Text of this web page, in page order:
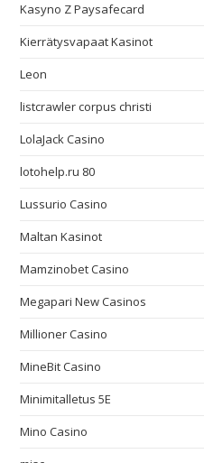
Kasyno Z Paysafecard
Kierrätysvapaat Kasinot
Leon
listcrawler corpus christi
LolaJack Casino
lotohelp.ru 80
Lussurio Casino
Maltan Kasinot
Mamzinobet Casino
Megapari New Casinos
Millioner Casino
MineBit Casino
Minimitalletus 5E
Mino Casino